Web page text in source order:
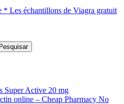
Les échantillons de Viagra gratuit
Pesquisar
Super Active 20 mg
online – Cheap Pharmacy No